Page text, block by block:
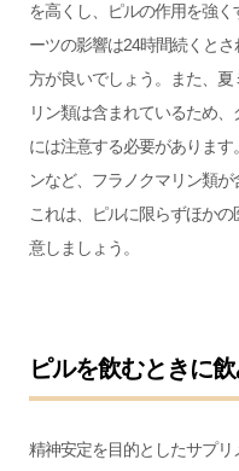
を高くし、ピルの作用を強
ーツの影響は24時間続くと
方が良いでしょう。また、
リン類は含まれているため
には注意する必要がありま
ンなど、フラノクマリン類が
これは、ピルに限らずほか
意しましょう。
ピルを飲むときに
精神安定を目的としたサプ